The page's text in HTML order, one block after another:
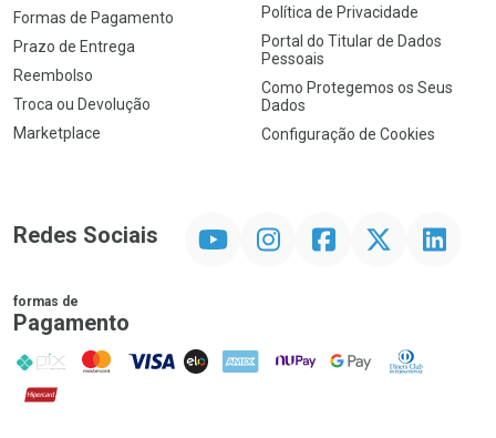
Formas de Pagamento
Prazo de Entrega
Reembolso
Troca ou Devolução
Marketplace
Política de Privacidade
Portal do Titular de Dados
Pessoais
Como Protegemos os Seus
Dados
Configuração de Cookies
Redes Sociais InstagramFacebookTwitter Linkedin
formas de
Pagamento
PIX MasterCard
VISA ELO AMEX NuPay Google PayDiners Club
Hipercard